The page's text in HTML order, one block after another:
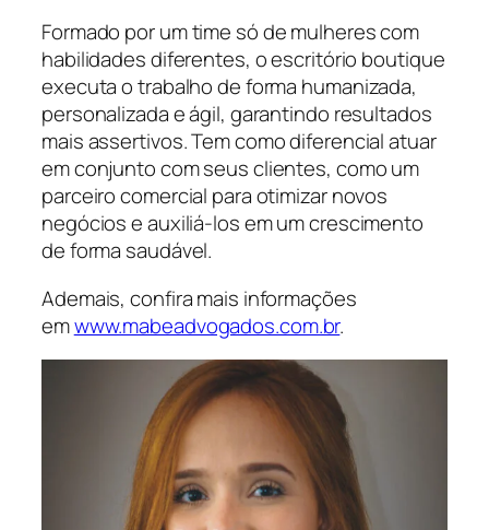
Formado por um time só de mulheres com
habilidades diferentes, o escritório boutique
executa o trabalho de forma humanizada,
personalizada e ágil, garantindo resultados
mais assertivos. Tem como diferencial atuar
em conjunto com seus clientes, como um
parceiro comercial para otimizar novos
negócios e auxiliá-los em um crescimento
de forma saudável.
Ademais, confira mais informações
emwww.mabeadvogados.com.br.